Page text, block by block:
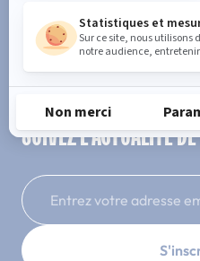
SUIVEZ L'ACTUALITÉ
Entrez votre adresse